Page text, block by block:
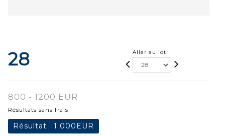
28 Aller au lot
800 - 1200 EUR
Résultats sans frais
Résultat : 1 000EUR